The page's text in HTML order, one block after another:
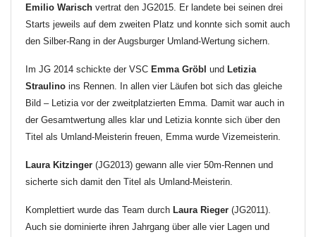
Emilio Warisch vertrat den JG2015. Er landete bei seinen drei
Starts jeweils auf dem zweiten Platz und konnte sich somit auch
den Silber-Rang in der Augsburger Umland-Wertung sichern.
Im JG 2014 schickte der VSC Emma Gröbl und Letizia
Straulino ins Rennen. In allen vier Läufen bot sich das gleiche
Bild – Letizia vor der zweitplatzierten Emma. Damit war auch in
der Gesamtwertung alles klar und Letizia konnte sich über den
Titel als Umland-Meisterin freuen, Emma wurde Vizemeisterin.
Laura Kitzinger (JG2013) gewann alle vier 50m-Rennen und
sicherte sich damit den Titel als Umland-Meisterin.
Komplettiert wurde das Team durch Laura Rieger (JG2011).
Auch sie dominierte ihren Jahrgang über alle vier Lagen und